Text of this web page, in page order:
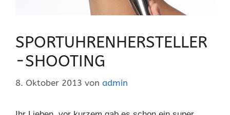
SPORTUHRENHERSTELLER
-SHOOTING
8. Oktober 2013 von admin